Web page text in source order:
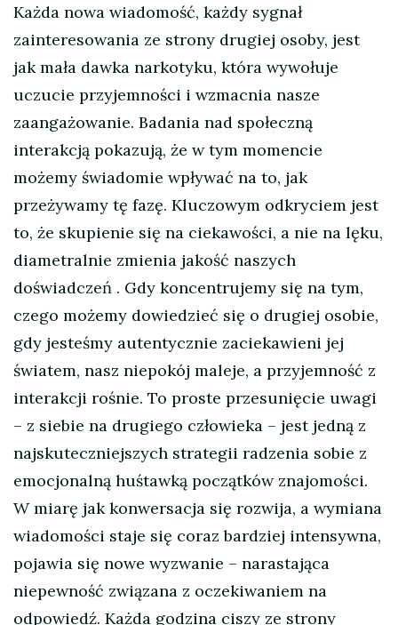
Każda nowa wiadomość, każdy sygnał
zainteresowania ze strony drugiej osoby, jest
jak mała dawka narkotyku, która wywołuje
uczucie przyjemności i wzmacnia nasze
zaangażowanie. Badania nad społeczną
interakcją pokazują, że w tym momencie
możemy świadomie wpływać na to, jak
przeżywamy tę fazę. Kluczowym odkryciem jest
to, że skupienie się na ciekawości, a nie na lęku,
diametralnie zmienia jakość naszych
doświadczeń . Gdy koncentrujemy się na tym,
czego możemy dowiedzieć się o drugiej osobie,
gdy jesteśmy autentycznie zaciekawieni jej
światem, nasz niepokój maleje, a przyjemność z
interakcji rośnie. To proste przesunięcie uwagi
– z siebie na drugiego człowieka – jest jedną z
najskuteczniejszych strategii radzenia sobie z
emocjonalną huśtawką początków znajomości.
W miarę jak konwersacja się rozwija, a wymiana
wiadomości staje się coraz bardziej intensywna,
pojawia się nowe wyzwanie – narastająca
niepewność związana z oczekiwaniem na
odpowiedź. Każda godzina ciszy ze strony